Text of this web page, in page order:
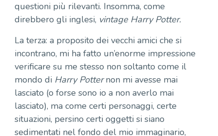
questioni più rilevanti. Insomma, come
direbbero gli inglesi, vintage Harry Potter.
La terza: a proposito dei vecchi amici che si
incontrano, mi ha fatto un’enorme impressione
verificare su me stesso non soltanto come il
mondo di Harry Potternon mi avesse mai
lasciato (o forse sono io a non averlo mai
lasciato), ma come certi personaggi, certe
situazioni, persino certi oggetti si siano
sedimentati nel fondo del mio immaginario,